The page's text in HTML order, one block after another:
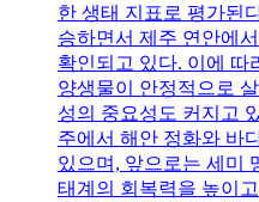
한 생태 지표로 평가된
승하면서 제주 연안에
확인되고 있다. 이에 따
양생물이 안정적으로
성의 중요성도 커지고
주에서 해안 정화와 바
있으며, 앞으로는 세미
태계의 회복력을 높이